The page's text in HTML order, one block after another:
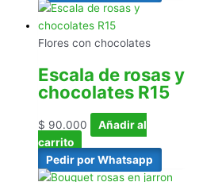
Flores con chocolates
Escala de rosas y
chocolates R15
$ 90.000
Añadir al
carrito
Pedir por Whatsapp